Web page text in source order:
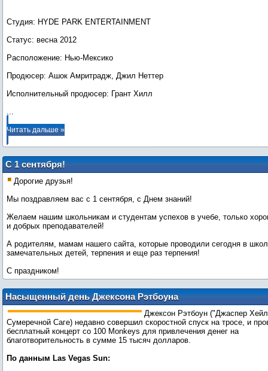
Студия: HYDE PARK ENTERTAINMENT
Статус: весна 2012
Расположение: Нью-Мексико
Продюсер: Ашок Амритрадж, Джил Неттер
...
Читать дальше »
С 1 сентября!
Дорогие друзья!
Мы поздравляем вас с 1 сентября, с Днем знаний!
Желаем нашим школьникам и студентам успехов в учебе, только
и добрых преподавателей!
А родителям, мамам нашего сайта, которые проводили сегодня в
замечательных детей, терпения и еще раз терпения!
С праздником!
Насыщенный день Джексона Рэтбоуна
Джексон Рэтбоун ("Джаспер
Сумеречной Саге) недавно совершил скоростной спуск на тросе, и
бесплатный концерт со 100 Monkeys для привлечения денег на
благотворительность в сумме 15 тысяч долларов.
По данным Las Vegas Sun: